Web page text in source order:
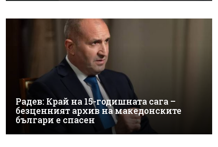
Радев: Край на 15-годишната сага –
безценният архив на македонските
българи е спасен